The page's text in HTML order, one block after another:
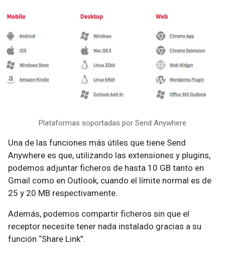
Plataformas soportadas por Send Anywhere
Una de las funciones más útiles que tiene Send
Anywhere es que, utilizando las extensiones y plugins,
podemos adjuntar ficheros de hasta 10 GB tanto en
Gmail como en Outlook, cuando el límite normal es de
25 y 20 MB respectivamente.
Además, podemos compartir ficheros sin que el
receptor necesite tener nada instalado gracias a su
función “Share Link”.